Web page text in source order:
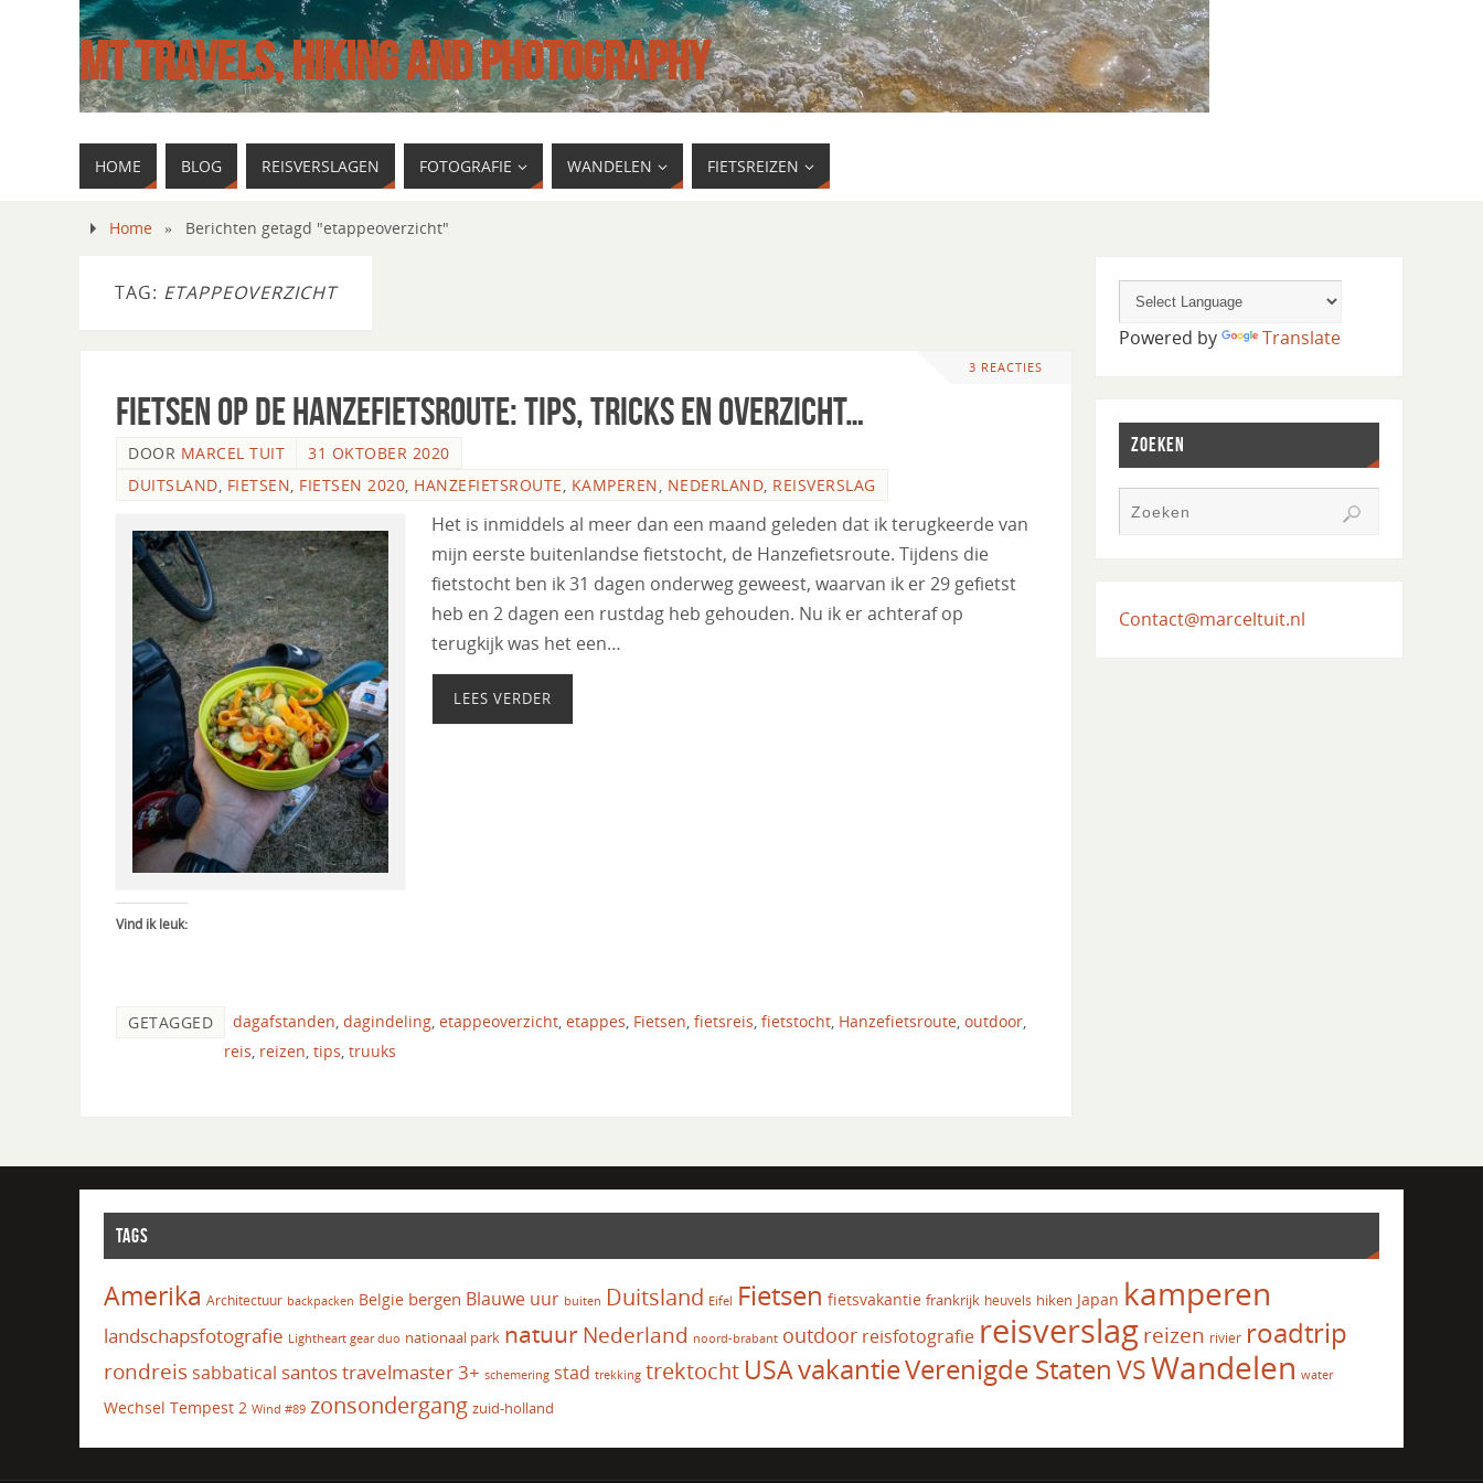
MT TRAVELS, HIKING AND PHOTOGRAPHY
HOME BLOG REISVERSLAGEN FOTOGRAFIE WANDELEN FIETSREIZEN
Home » Berichten getagd "etappeoverzicht"
TAG: ETAPPEOVERZICHT
3 REACTIES
Fietsen op de Hanzefietsroute: tips, tricks en overzicht…
DOOR MARCEL TUIT
31 OKTOBER 2020
DUITSLAND, FIETSEN, FIETSEN 2020, HANZEFIETSROUTE, KAMPEREN, NEDERLAND, REISVERSLAG
Het is inmiddels al meer dan een maand geleden dat ik terugkeerde van
mijn eerste buitenlandse fietstocht, de Hanzefietsroute. Tijdens die
fietstocht ben ik 31 dagen onderweg geweest, waarvan ik er 29 gefietst
heb en 2 dagen een rustdag heb gehouden. Nu ik er achteraf op
terugkijk was het een…
LEES VERDER
Vind ik leuk:
GETAGGED dagafstanden, dagindeling, etappeoverzicht, etappes, Fietsen, fietsreis, fietstocht, Hanzefietsroute, outdoor,
reis, reizen, tips, truuks
Powered by Translate
ZOEKEN
Contact@marceltuit.nl
TAGS
Amerika Architectuur backpacken Belgie bergen Blauwe uur buiten Duitsland Eifel Fietsen fietsvakantie frankrijk heuvels hiken Japan kamperen
landschapsfotografie Lightheart gear duo nationaal park natuur Nederland noord-brabant outdoor reisfotografie reisverslag reizen rivier roadtrip
rondreis sabbatical santos travelmaster 3+ schemering stad trekking trektocht USAvakantieVerenigde StatenVSWandelen water
Wechsel Tempest 2 Wind #89 zonsondergang zuid-holland